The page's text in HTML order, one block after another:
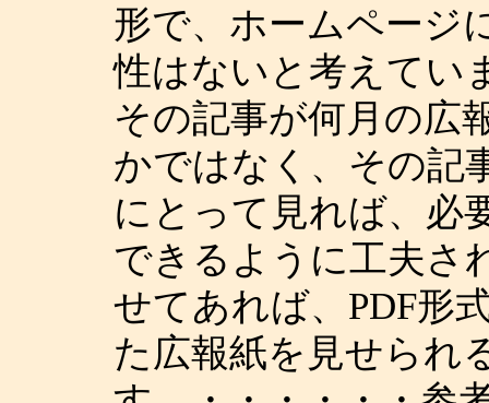
形で、ホームページ
性はないと考えてい
その記事が何月の広
かではなく、その記
にとって見れば、必
できるように工夫さ
せてあれば、PDF形
た広報紙を見せられ